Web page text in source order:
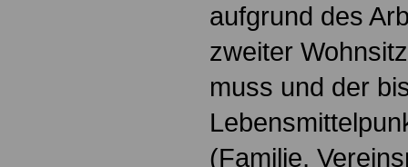
aufgrund des
zweiter
muss und der
(Familie,